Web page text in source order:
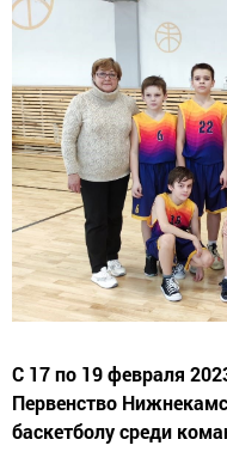
С 17 по 19 февраля
Первенство
баскетболу среди